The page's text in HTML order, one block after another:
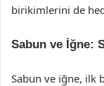
birikimlerini de
Sabun ve İğne:
Sabun ve iğne, ilk